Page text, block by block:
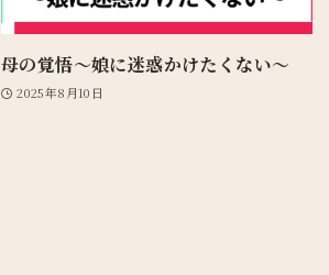
母の覚悟〜娘に迷惑かけたくない〜
2025年8月10日